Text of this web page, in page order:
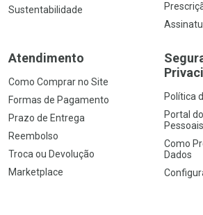
Sustentabilidade
Atendimento
Como Comprar no Site
Formas de Pagamento
Prazo de Entrega
Reembolso
Troca ou Devolução
Marketplace
Política
Portal
Pessoais
Como
Dados